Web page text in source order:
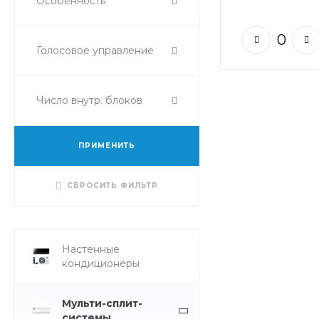
Голосовое управление
Число внутр. блоков
ПРИМЕНИТЬ
СБРОСИТЬ ФИЛЬТР
Настенные
кондиционеры
Мульти-сплит-